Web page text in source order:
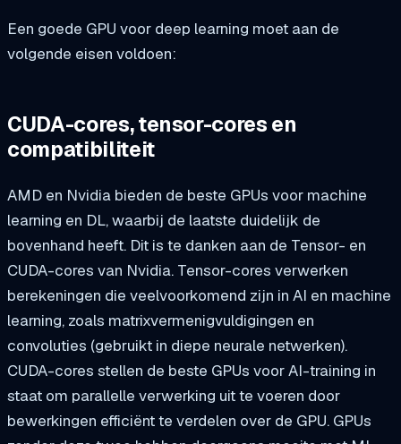
Een goede GPU voor deep learning moet aan de
volgende eisen voldoen:
CUDA-cores, tensor-cores en
compatibiliteit
AMD en Nvidia bieden de beste GPUs voor machine
learning en DL, waarbij de laatste duidelijk de
bovenhand heeft. Dit is te danken aan de Tensor- en
CUDA-cores van Nvidia. Tensor-cores verwerken
berekeningen die veelvoorkomend zijn in AI en machine
learning, zoals matrixvermenigvuldigingen en
convoluties (gebruikt in diepe neurale netwerken).
CUDA-cores stellen de beste GPUs voor AI-training in
staat om parallelle verwerking uit te voeren door
bewerkingen efficiënt te verdelen over de GPU. GPUs